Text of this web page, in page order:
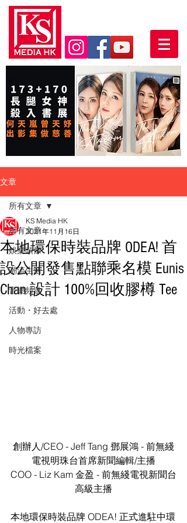
文章
所有文章
娛樂頭條
潮流生活
音樂頻道
活動・好去處
人物專訪
時光檔案
所有文章
本地環保時裝品牌 ODEA! 首
設公開發售點聯乘名模 Eunis
Chan 設計 100%回收膠樽 Tee
KS Media HK
2021年11月16日
創辦人/CEO - Jeff Tang 鄧展鴻 - 前無綫
電視明珠台首席新聞編輯/主播
COO - Liz Kam 金盈 - 前無綫電視新聞台
高級主播
本地環保時裝品牌 ODEA! 正式進駐中環